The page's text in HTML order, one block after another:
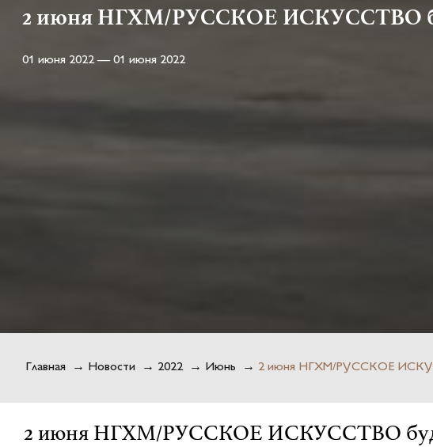
2 июня НГХМ/РУССКОЕ ИСКУССТВО
01 июня 2022 — 01 июня 2022
Главная → Новости → 2022→ Июнь → 2 июня НГХМ/РУССКОЕ
2 июня НГХМ/РУССКОЕ ИСКУССТВО